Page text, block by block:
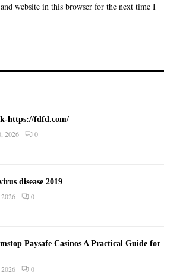
website in this browser for the next time I
https://fdfd.com/
2026 0
disease 2019
0
Paysafe Casinos A Practical Guide for
0